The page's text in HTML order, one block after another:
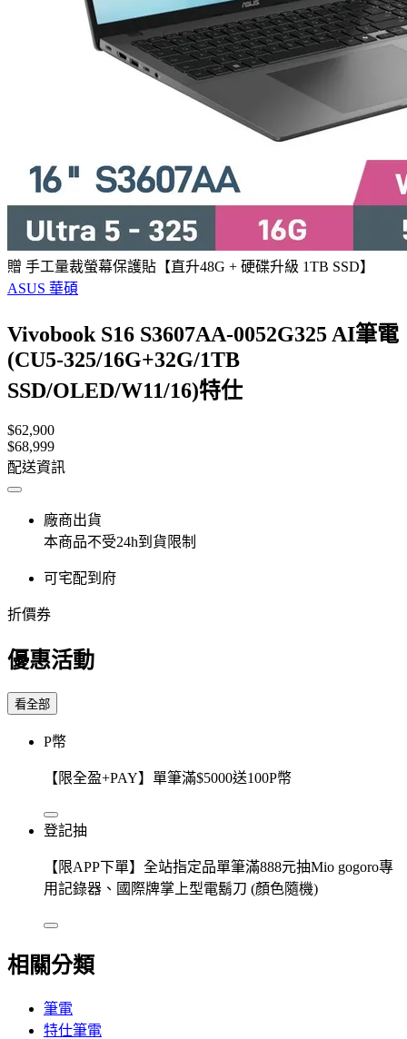
贈 手工量裁螢幕保護貼【直升48G + 硬碟升級 1TB SSD】
ASUS 華碩
Vivobook S16 S3607AA-0052G325 AI筆電
(CU5-325/16G+32G/1TB
SSD/OLED/W11/16)特仕
$62,900
$68,999
配送資訊
廠商出貨
本商品不受24h到貨限制
可宅配到府
折價券
優惠活動
看全部
P幣
【限全盈+PAY】單筆滿$5000送100P幣
登記抽
【限APP下單】全站指定品單筆滿888元抽Mio gogoro專
用記錄器、國際牌掌上型電鬍刀 (顏色隨機)
相關分類
筆電
特仕筆電